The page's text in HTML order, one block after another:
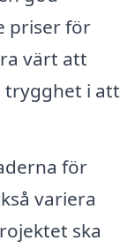
priser för
värt att
trygghet i att
för
variera
ska